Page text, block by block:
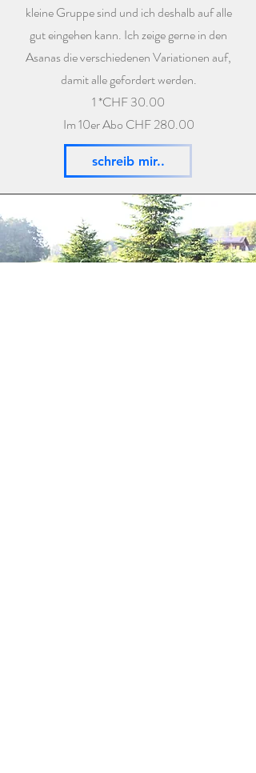
kleine Gruppe sind und ich deshalb auf alle
gut eingehen kann. Ich zeige gerne in den
Asanas die verschiedenen Variationen auf,
damit alle gefordert werden.
1 *CHF 30.00
Im 10er Abo CHF 280.00
schreib mir..